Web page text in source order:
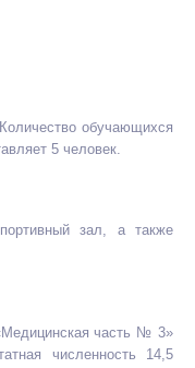
обучающихся
5 человек.
зал, а также
часть № 3»
численность 14,5